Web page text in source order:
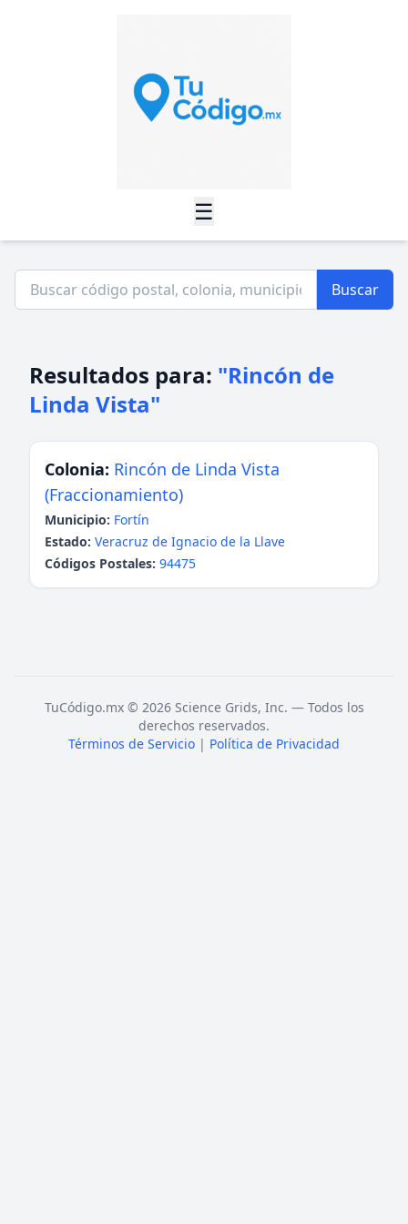
☰
Buscar
Resultados para: "Rincón de
Linda Vista"
Colonia: Rincón de Linda Vista
(Fraccionamiento)
Municipio: Fortín
Estado: Veracruz de Ignacio de la Llave
Códigos Postales: 94475
TuCódigo.mx © 2026 Science Grids, Inc. — Todos los
derechos reservados.
Términos de Servicio | Política de Privacidad